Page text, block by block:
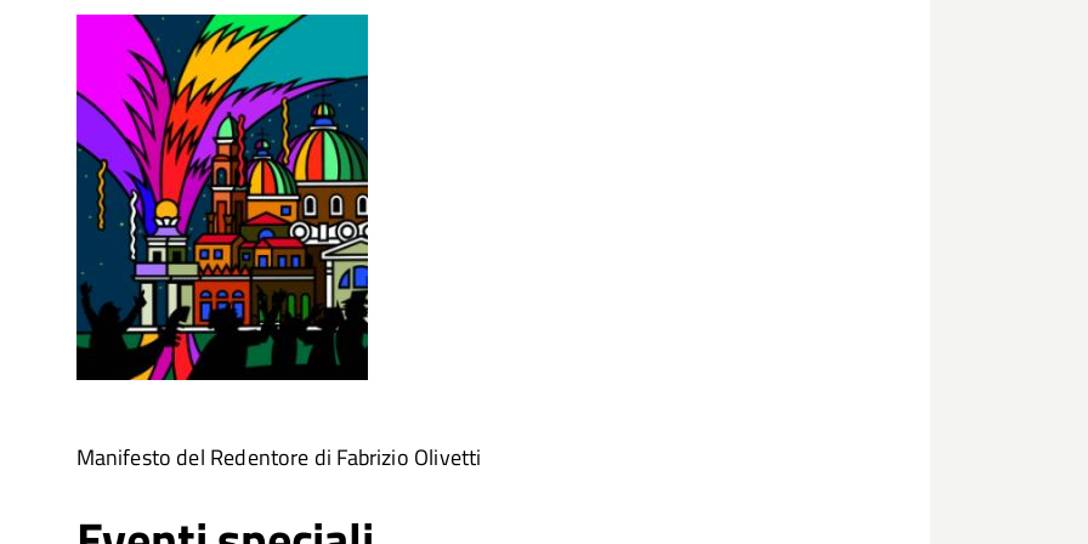
Manifesto del Redentore di Fabrizio Olivetti